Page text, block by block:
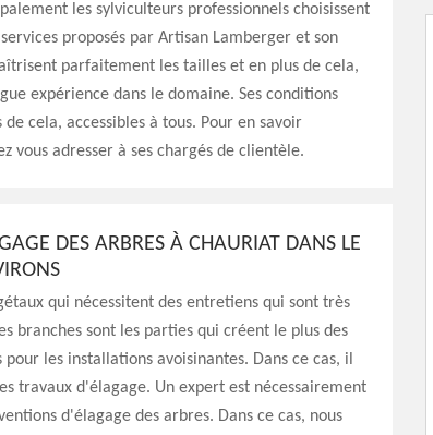
les sylviculteurs professionnels choisissent
proposés par Artisan Lamberger et son
parfaitement les tailles et en plus de cela,
expérience dans le domaine. Ses conditions
cela, accessibles à tous. Pour en savoir
vous adresser à ses chargés de clientèle.
DES ARBRES À CHAURIAT DANS LE
qui nécessitent des entretiens qui sont très
branches sont les parties qui créent le plus des
les installations avoisinantes. Dans ce cas, il
travaux d'élagage. Un expert est nécessairement
d'élagage des arbres. Dans ce cas, nous